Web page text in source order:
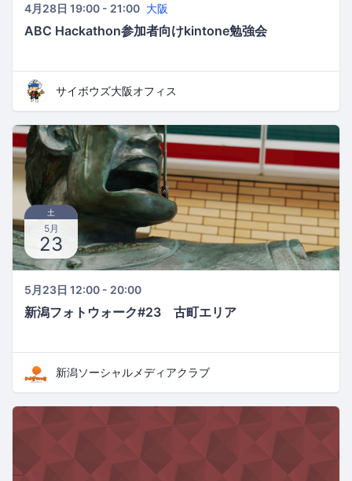
4月28日 19:00 - 21:00 大阪
ABC Hackathon参加者向けkintone勉強会
サイボウズ大阪オフィス
土
5月
23
5月23日 12:00 - 20:00
新潟フォトウォーク#23 古町エリア
新潟ソーシャルメディアクラブ